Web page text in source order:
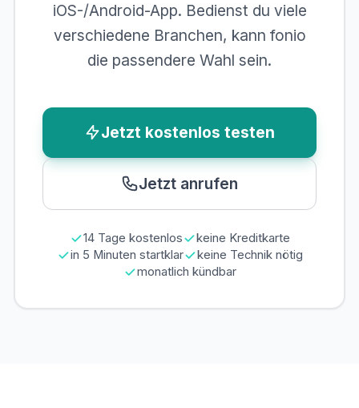
iOS-/Android-App. Bedienst du viele
verschiedene Branchen, kann fonio
die passendere Wahl sein.
Jetzt kostenlos testen
Jetzt anrufen
14 Tage kostenlos
keine Kreditkarte
in 5 Minuten startklar
keine Technik nötig
monatlich kündbar